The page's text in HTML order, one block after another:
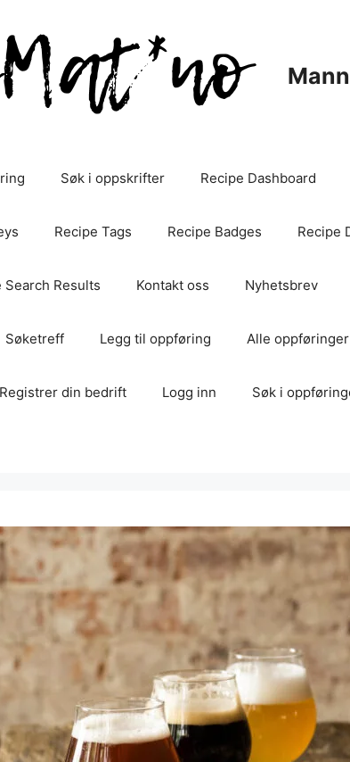
Søk i oppskrifter Recipe Dashboard
Recipe Tags Recipe Badges Recipe
Search Results Kontakt oss Nyhetsbrev
Søketreff Legg til oppføring Alle oppføringer
Registrer din bedrift Logg inn Søk i